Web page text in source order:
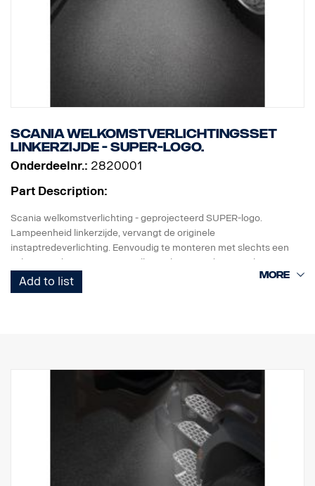
Scania welkomstverlichtingsset
linkerzijde - SUPER-logo.
Onderdeelnr.: 2820001
Part Description:
Scania welkomstverlichting - geprojecteerd SUPER-logo.
Lampeenheid linkerzijde, vervangt de originele
instaptredeverlichting. Eenvoudig te monteren met slechts een
schroevendraaier en met snelkoppeling voor de originele
kabelboom.
Add to list